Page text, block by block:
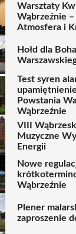
Warsztaty
Wąbrzeźnie
Atmosfera i
Hołd dla
Test syren
Powstania
Wąbrzeźnie
VIII
Muzyczne
Energii
Nowe
Wąbrzeźnie
Plener
zaproszenie